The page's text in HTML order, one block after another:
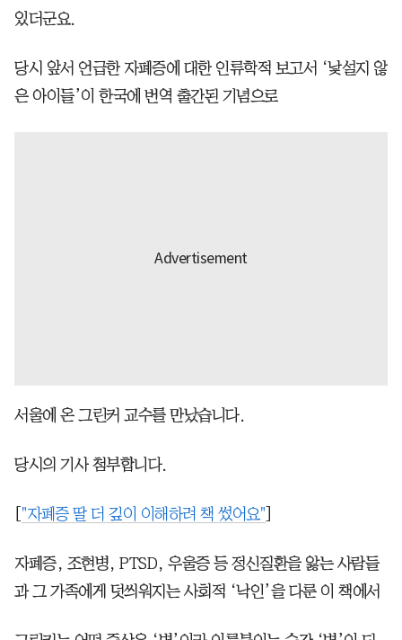
있더군요.
당시 앞서 언급한 자폐증에 대한 인류학적 보고서 ‘낯설지 않
은 아이들’이 한국에 번역 출간된 기념으로
서울에 온 그린커 교수를 만났습니다.
당시의 기사 첨부합니다.
"자폐증 딸 더 깊이 이해하려 책 썼어요"
자폐증, 조현병, PTSD, 우울증 등 정신질환을 앓는 사람들
과 그 가족에게 덧씌워지는 사회적 ‘낙인’을 다룬 이 책에서